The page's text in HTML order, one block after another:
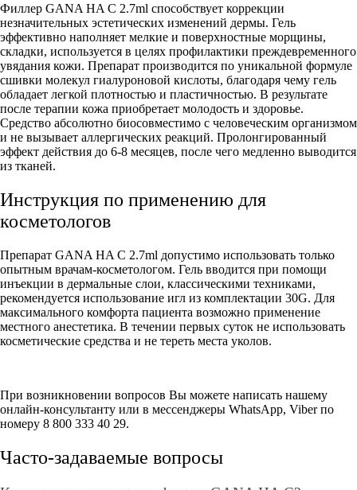
Филлер GANA HA С 2.7ml способствует коррекции
незначительных эстетических изменений дермы. Гель
эффективно наполняет мелкие и поверхностные морщины,
складки, используется в целях профилактики преждевременного
увядания кожи. Препарат производится по уникальной формуле
сшивки молекул гиалуроновой кислоты, благодаря чему гель
обладает легкой плотностью и пластичностью. В результате
после терапии кожа приобретает молодость и здоровье.
Средство абсолютно биосовместимо с человеческим организмом
и не вызывает аллергических реакций. Пролонгированный
эффект действия до 6-8 месяцев, после чего медленно выводится
из тканей.
Инструкция по применению для
косметологов
Препарат GANA HA С 2.7ml допустимо использовать только
опытным врачам-косметологом. Гель вводится при помощи
инъекции в дермальные слои, классическими техниками,
рекомендуется использование игл из комплектации 30G. Для
максимального комфорта пациента возможно применение
местного анестетика. В течении первых суток не использовать
косметические средства и не тереть места уколов.
При возникновении вопросов Вы можете написать нашему
онлайн-консультанту или в мессенджеры WhatsApp, Viber по
номеру 8 800 333 40 29.
Часто-задаваемые вопросы